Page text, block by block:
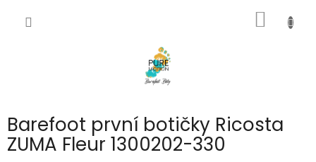
Barefoot první botičky Ricosta
ZUMA Fleur 1300202-330